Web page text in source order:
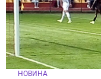
НОВИНА